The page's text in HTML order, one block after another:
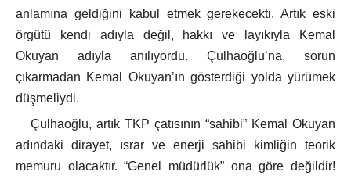
anlamına geldiğini kabul etmek gerekecekti. Artık eski
örgütü kendi adıyla değil, hakkı ve layıkıyla Kemal
Okuyan adıyla anılıyordu. Çulhaoğlu’na, sorun
çıkarmadan Kemal Okuyan’ın gösterdiği yolda yürümek
düşmeliydi.
Çulhaoğlu, artık TKP çatısının “sahibi” Kemal Okuyan
adındaki dirayet, ısrar ve enerji sahibi kimliğin teorik
memuru olacaktır. “Genel müdürlük” ona göre değildir!